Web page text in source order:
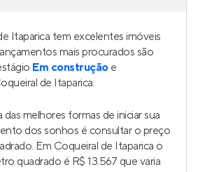
Itaparica tem excelentes imóveis
mais procurados são
Em construçãoe
de Itaparica.
melhores formas de iniciar sua
dos sonhos é consultar o preço
Em Coqueiral de Itaparica o
quadrado é R$ 13.567 que varia